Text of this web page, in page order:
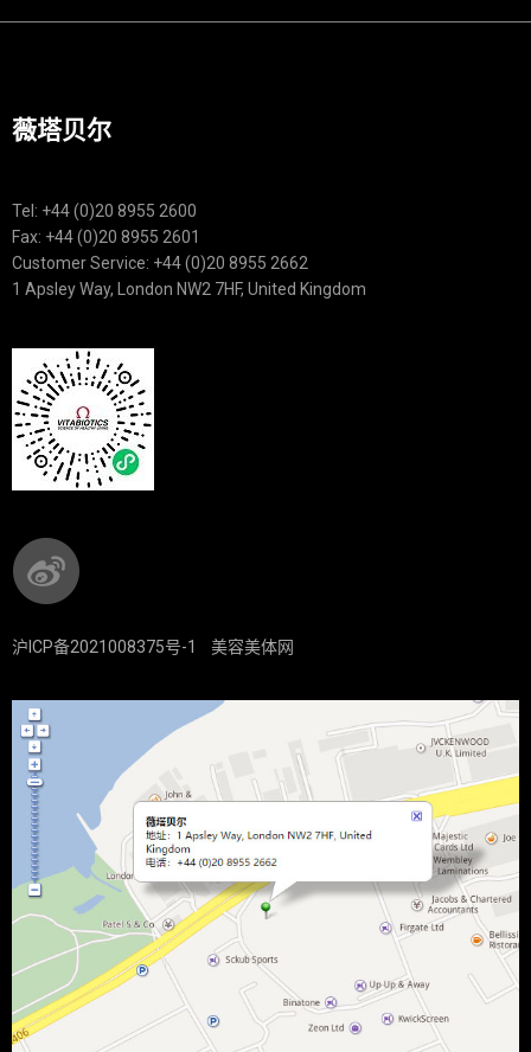
薇塔贝尔
Tel: +44 (0)20 8955 2600
Fax: +44 (0)20 8955 2601
Customer Service: +44 (0)20 8955 2662
1 Apsley Way, London NW2 7HF, United Kingdom
沪ICP备2021008375号-1 美容美体网